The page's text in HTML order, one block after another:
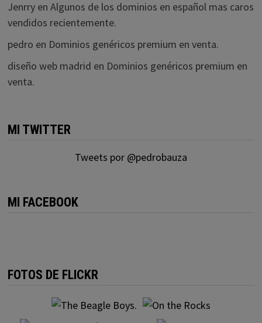
Jenrryen Algunos de los dominios en español mas caros
vendidos recientemente.
pedro en Dominios genéricos premium en venta.
diseño web madrid en Dominios genéricos premium en
venta.
MI TWITTER
Tweets por @pedrobauza
MI FACEBOOK
FOTOS DE FLICKR